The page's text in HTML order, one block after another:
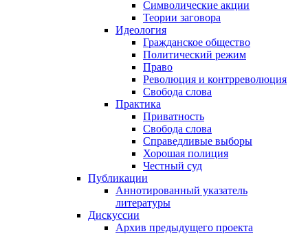
Символические акции
Теории заговора
Идеология
Гражданское общество
Политический режим
Право
Революция и контрреволюция
Свобода слова
Практика
Приватность
Свобода слова
Справедливые выборы
Хорошая полиция
Честный суд
Публикации
Аннотированный указатель
литературы
Дискуссии
Архив предыдущего проекта